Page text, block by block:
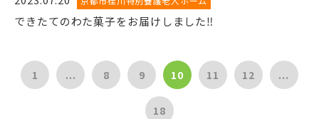
できたてのわた菓子をお届けしました‼
1 ... 8 9 10 11 12 ...
18